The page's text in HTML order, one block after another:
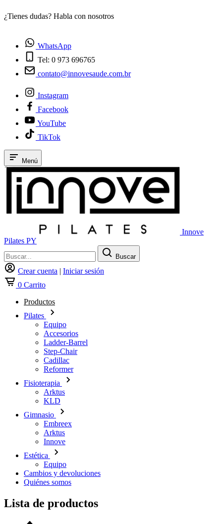
¿Tienes dudas? Habla con nosotros
WhatsApp
Tel: 0 973 696765
contato@innovesaude.com.br
Instagram
Facebook
YouTube
TikTok
Menú
Innove
Pilates PY
Buscar
Crear cuenta | Iniciar sesión
0 Carrito
Productos
Pilates
Equipo
Accesorios
Ladder-Barrel
Step-Chair
Cadillac
Reformer
Fisioterapia
Arktus
KLD
Gimnasio
Embreex
Arktus
Innove
Estética
Equipo
Cambios y devoluciones
Quiénes somos
Lista de productos